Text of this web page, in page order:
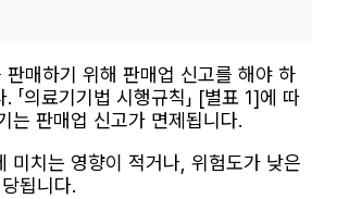
판매하기 위해 판매업 신고를 해야 하
「의료기기법 시행규칙」 [별표 1]에 따
는 판매업 신고가 면제됩니다.
미치는 영향이 적거나, 위험도가 낮은
됩니다.